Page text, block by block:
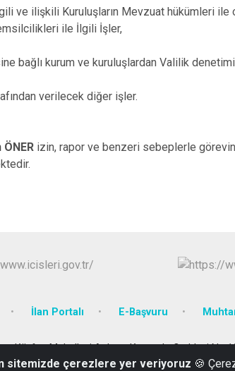
ve ilişkili Kuruluşların Mevzuat hükümleri
ile İlgili İşler,
bağlı kurum ve kuruluşlardan Valilik
verilecek diğer işler.
izin, rapor ve benzeri sebeplerle
İlan Portalı E-Başvuru
Körfez Mahallesi Ankara Karayolu Caddesi
sitemizde çerezlere yer veriyoruz 🍪